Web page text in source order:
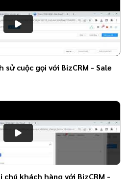
sử cuộc gọi với BizCRM - Sale
chú khách hàng với BizCRM -